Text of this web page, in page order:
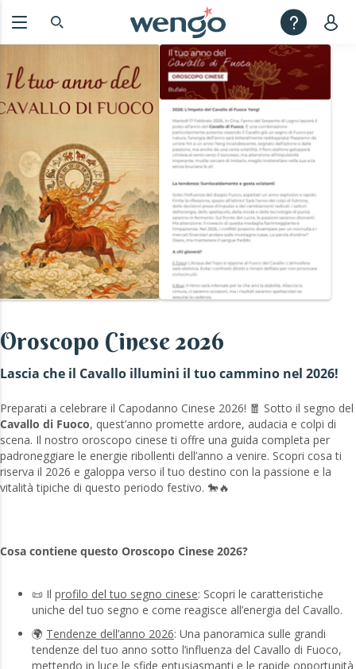
Oroscopo Cinese 2026
Lascia che il Cavallo illumini il tuo cammino nel 2026!
Preparati a celebrare il Capodanno Cinese 2026! 🧧 Sotto il segno del
Cavallo di Fuoco, quest’anno promette ardore, audacia e colpi di
scena. Il nostro oroscopo cinese ti offre una guida completa per
padroneggiare le energie ribollenti dell’anno a venire. Scopri cosa ti
riserva il 2026 e galoppa verso il tuo destino con la passione e la
vitalità tipiche di questo periodo festivo. 🐎🔥
Cosa contiene questo Oroscopo Cinese 2026?
📜 Il profilo del tuo segno cinese: Scopri le caratteristiche
uniche del tuo segno e come reagisce all’energia del Cavallo.
🌍 Tendenze dell’anno 2026: Una panoramica sulle grandi
tendenze del tuo anno sotto l’influenza del Cavallo di Fuoco,
mettendo in luce le sfide entusiasmanti e le rapide opportunità